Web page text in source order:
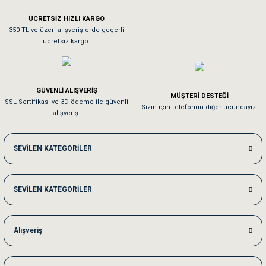
Sa**** On******
Kedilerim beğeniyorlar. Memnunuz. Uygun fiyatta olması iyi.
Me***** Ya******
Akşam verdiğim sipariş bir sonraki gün elime ulaştı. Jack russell köpeğim
Ka***** Ar******
Ufak bir sorun harici sorun olmadı sağolsunlar onuda hemen çözdüler
ÜCRETSİZ HIZLI KARGO
350 TL ve üzeri alışverişlerde geçerli
ücretsiz kargo.
GÜVENLİ ALIŞVERİŞ
SSL Sertifikası ve 3D ödeme ile güvenli
alışveriş.
MÜŞTERİ DESTEĞİ
Sizin için telefonun diğer ucundayız.
SEVİLEN KATEGORİLER
SEVİLEN KATEGORİLER
Alışveriş